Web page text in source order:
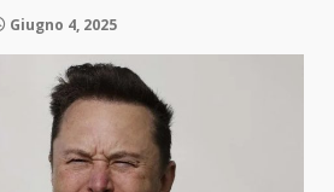
Giugno 4, 2025